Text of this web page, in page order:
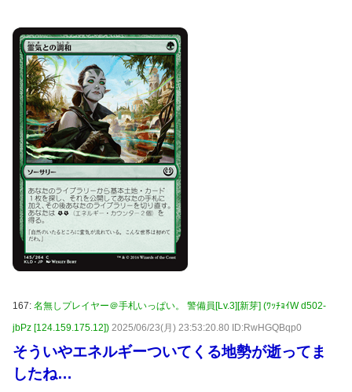
167: 名無しプレイヤー＠手札いっぱい。 警備員[Lv.3][新芽] (ﾜｯﾁｮｲW d502-
jbPz [124.159.175.12]) 2025/06/23(月) 23:53:20.80 ID:RwHGQBqp0
そういやエネルギーついてくる地勢が逝ってま
したね…